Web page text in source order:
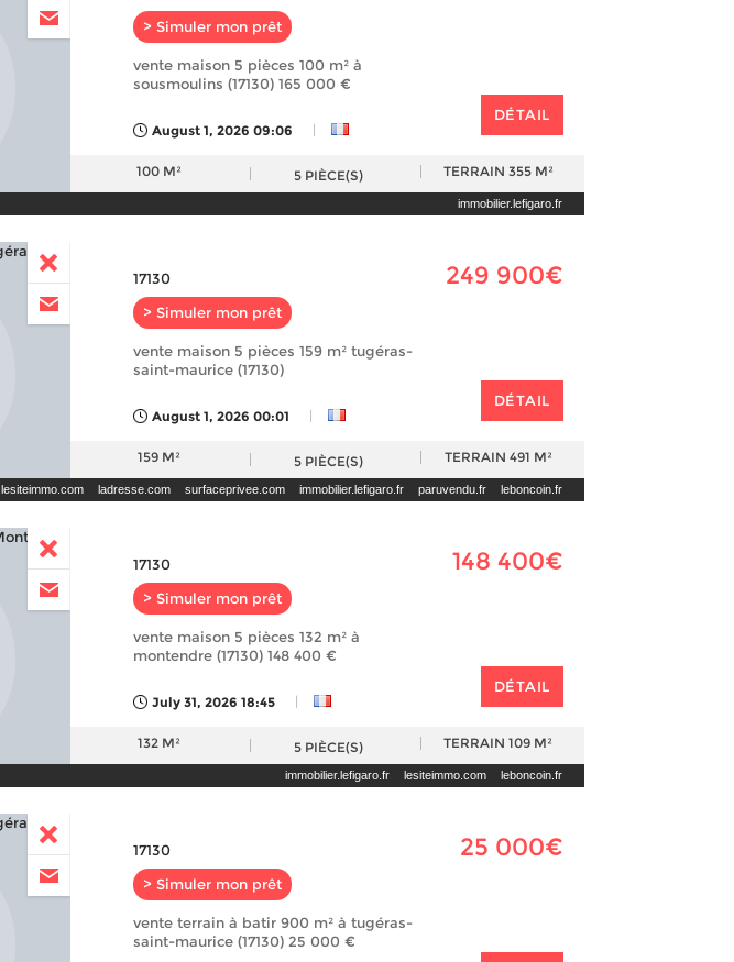
> Simuler mon prêt
vente maison 5 pièces 100 m² à
sousmoulins (17130) 165 000 €
August 1, 2026 09:06 |
DÉTAIL
100 M² 5 PIÈCE(S) TERRAIN 355 M²
immobilier.lefigaro.fr
17130
> Simuler mon prêt
249 900€
vente maison 5 pièces 159 m² tugéras-
saint-maurice (17130)
August 1, 2026 00:01 |
DÉTAIL
159 M² 5 PIÈCE(S) TERRAIN 491 M²
lesiteimmo.com ladresse.com surfaceprivee.com immobilier.lefigaro.fr paruvendu.fr leboncoin.fr
17130
> Simuler mon prêt
148 400€
vente maison 5 pièces 132 m² à
montendre (17130) 148 400 €
July 31, 2026 18:45 |
DÉTAIL
132 M² 5 PIÈCE(S) TERRAIN 109 M²
immobilier.lefigaro.fr lesiteimmo.com leboncoin.fr
17130
> Simuler mon prêt
25 000€
vente terrain à batir 900 m² à tugéras-
saint-maurice (17130) 25 000 €